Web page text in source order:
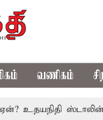
வணிகம்
ஸ்டாலின் கேள்வி